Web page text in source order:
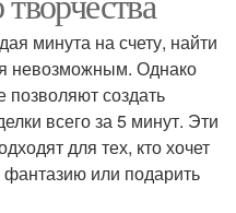
минута на счету, найти
невозможным. Однако
позволяют создать
всего за 5 минут. Эти
для тех, кто хочет
или подарить